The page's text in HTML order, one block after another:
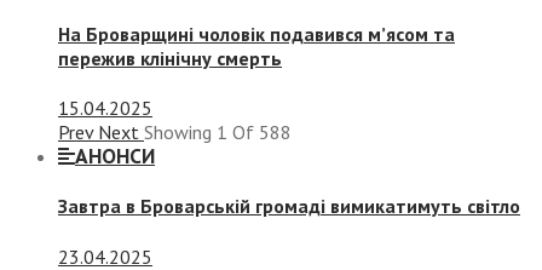
На Броварщині чоловік подавився м’ясом та
пережив клінічну смерть
15.04.2025
Prev Next Showing 1 Of 588
АНОНСИ
Завтра в Броварській громаді вимикатимуть світло
23.04.2025